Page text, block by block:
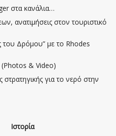
στα κανάλια…
ανατιμήσεις στον τουριστικό
του Δρόμου” με το Rhodes
(Photos & Video)
στρατηγικής για το νερό στην
Ιστορία